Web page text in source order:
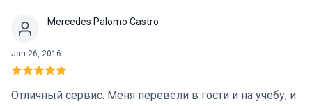
Mercedes Palomo Castro
Jan 26, 2016
Отличный сервис. Меня перевели в гости и на учебу, и